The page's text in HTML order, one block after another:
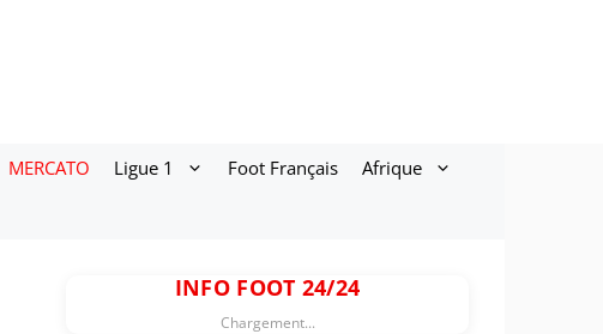
MERCATO Ligue 1 Foot Français Afrique
INFO FOOT 24/24
Chargement...